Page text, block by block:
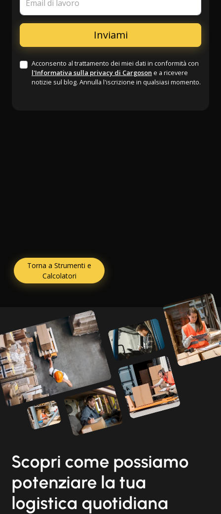
Email di lavoro
Acconsento al trattamento dei miei dati in conformità con
l'Informativa sulla privacy di Cargoson e a ricevere
notizie sul blog. Annulla l'iscrizione in qualsiasi momento.
Torna a Strumenti e
Calcolatori
Scopri come possiamo
potenziare la tua
logistica quotidiana